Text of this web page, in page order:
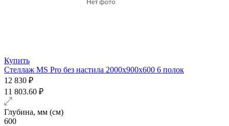
Купить
Стеллаж MS Pro без настила 2000х900x600 6 полок
12 830 ₽
11 803.60 ₽
Глубина, мм (см)
600